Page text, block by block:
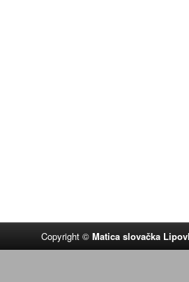
Copyright ©Matica slovačka